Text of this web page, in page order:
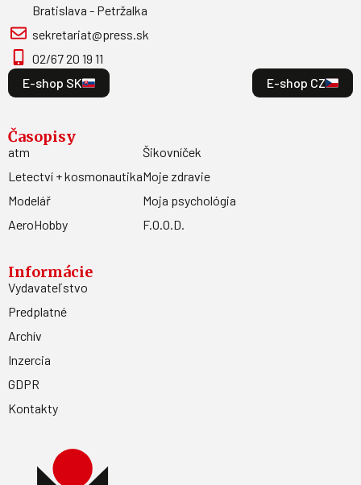
Bratislava - Petržalka
sekretariat@press.sk
02/67 20 19 11
E-shop SK
E-shop CZ
Časopisy
atm
Letectví + kosmonautika
Modelář
AeroHobby
Šikovníček
Moje zdravie
Moja psychológia
F.O.O.D.
Informácie
Vydavateľstvo
Predplatné
Archív
Inzercia
GDPR
Kontakty